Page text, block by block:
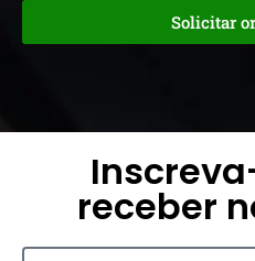
Solicitar
receber